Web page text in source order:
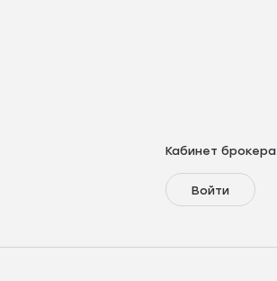
Кабинет брокера
Войти